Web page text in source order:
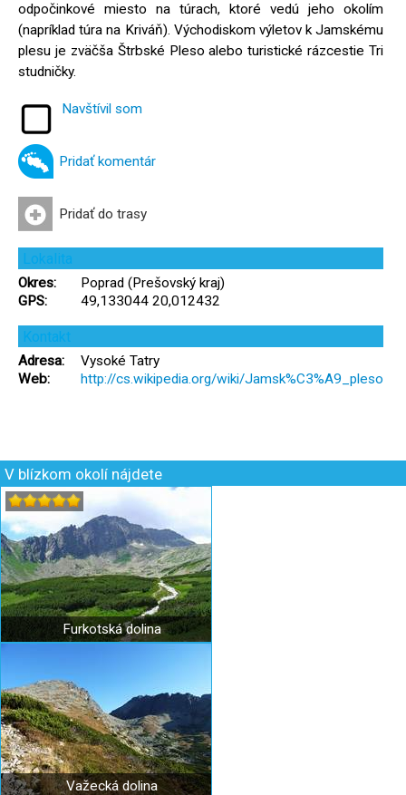
odpočinkové miesto na túrach, ktoré vedú jeho okolím
(napríklad túra na Kriváň). Východiskom výletov k Jamskému
plesu je zväčša Štrbské Pleso alebo turistické rázcestie Tri
studničky.
Navštívil som
Pridať komentár
Pridať do trasy
Lokalita
Okres:
Poprad (Prešovský kraj)
GPS:
49,133044 20,012432
Kontakt
Adresa:
Vysoké Tatry
Web:
http://cs.wikipedia.org/wiki/Jamsk%C3%A9_pleso
V blízkom okolí nájdete
Furkotská dolina
Važecká dolina